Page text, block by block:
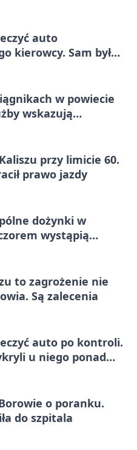
auto
kierowcy. Sam był
w powiecie
wskazują
przy limicie 60.
prawo jazdy
dożynki w
wystąpią
to zagrożenie nie
Są zalecenia
auto po kontroli.
u niego ponad
o poranku.
do szpitala